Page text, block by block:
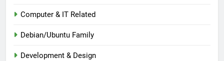
Computer & IT Related
Debian/Ubuntu Family
Development & Design